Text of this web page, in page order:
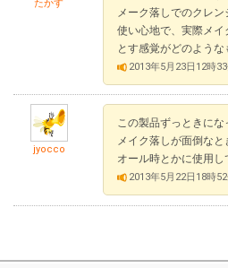
たかす
メーク落しでのクレ
使い心地で、実際メ
とす感覚がどのような
2013年5月23日12時
jyocco
この製品ずっときにな
メイク落しが面倒な
オール時とかに使用
2013年5月22日18時